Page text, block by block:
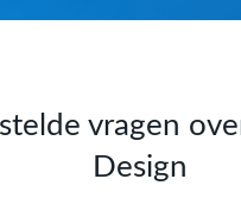
vragen
Design